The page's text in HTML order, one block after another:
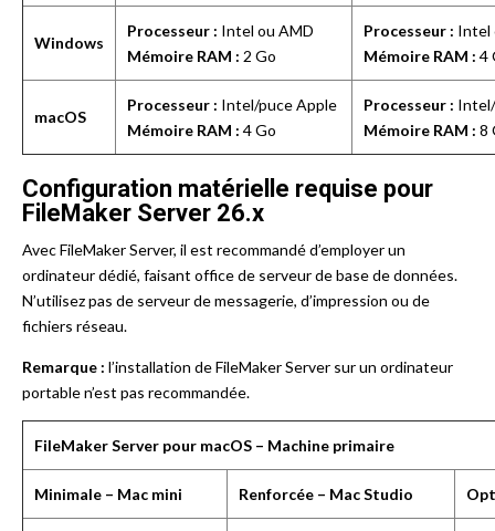
Windows
Processeur : Intel ou AMD
Mémoire RAM : 2 Go
Processeur : Intel
Mémoire RAM : 4
macOS
Processeur : Intel/puce Apple
Mémoire RAM : 4 Go
Processeur :
Mémoire RAM : 8
Configuration matérielle requise pour
FileMaker Server 26.x
Avec FileMaker Server, il est recommandé d’employer un
ordinateur dédié, faisant office de serveur de base de données.
N’utilisez pas de serveur de messagerie, d’impression ou de
fichiers réseau.
Remarque : l’installation de FileMaker Server sur un ordinateur
portable n’est pas recommandée.
FileMaker Server pour macOS – Machine primaire
Minimale – Mac mini Renforcée – Mac Studio